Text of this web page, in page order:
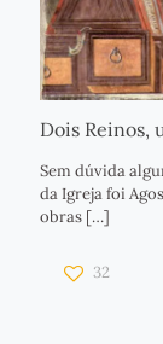
Dois Reinos,
Sem dúvida
da Igreja foi
obras […]
32